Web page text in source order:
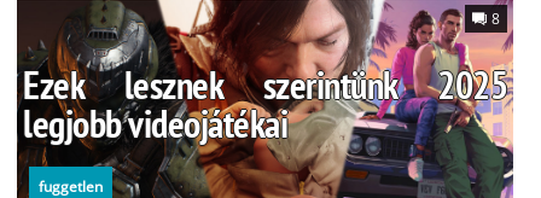
8
fuggetlen
Ezek lesznek szerintünk 2025
legjobb videojátékai